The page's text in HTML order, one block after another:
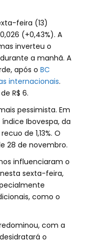
feira (13)
(+0,43%). A
inverteu o
a manhã. A
após o BC
internacionais.
R$ 6.
pessimista. Em
Ibovespa, da
de 1,13%. O
28 de novembro.
influenciaram o
sexta-feira,
como o
com a
o